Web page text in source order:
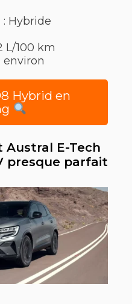
Hybride
L/100 km
environ
Hybrid en
Austral E-Tech
presque parfait